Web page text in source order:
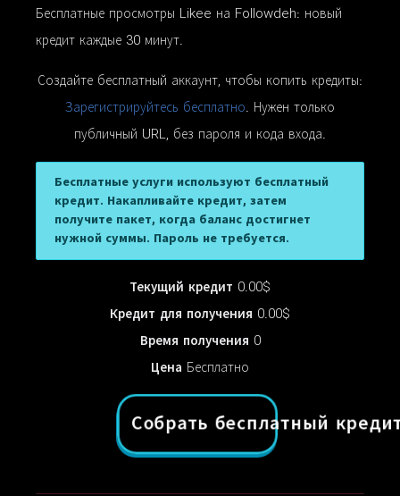
Бесплатные просмотры Likee на Followdeh: новый
кредит каждые 30 минут.
Создайте бесплатный аккаунт, чтобы копить кредиты:
Зарегистрируйтесь бесплатно. Нужен только
публичный URL, без пароля и кода входа.
Бесплатные услуги используют бесплатный
кредит. Накапливайте кредит, затем
получите пакет, когда баланс достигнет
нужной суммы. Пароль не требуется.
Текущий кредит 0.00$
Кредит для получения 0.00$
Время получения 0
Цена Бесплатно
Собрать бесплатный